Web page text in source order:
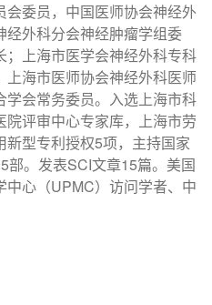
委员，中国医师协会神经外
外科分会神经肿瘤学组委
；上海市医学会神经外科专科
海市医师协会神经外科医师
会常务委员。入选上海市科
评审中心专家库，上海市劳
型专利授权5项，主持国家
部。发表SCI文章15篇。美国
心（UPMC）访问学者、中